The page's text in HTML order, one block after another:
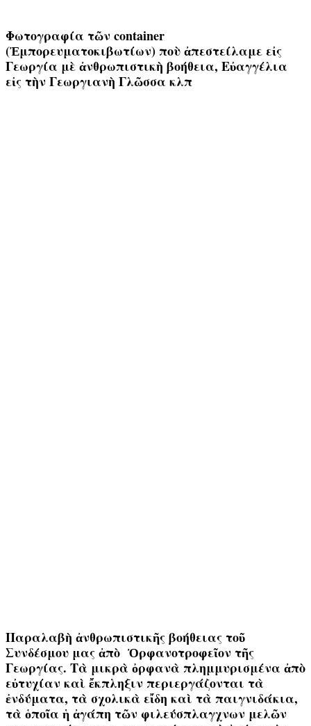
Φωτογραφία τῶν container
(Ἐμπορευματοκιβωτίων) ποὺ ἀπεστείλαμε εἰς
Γεωργία μὲ ἀνθρωπιστικὴ βοήθεια, Εὐαγγέλια
εἰς τὴν Γεωργιανὴ Γλῶσσα κλπ
Παραλαβὴ ἀνθρωπιστικῆς βοήθειας τοῦ
Συνδέσμου μας ἀπὸ Ὀρφανοτροφεῖον τῆς
Γεωργίας. Τὰ μικρὰ ὀρφανὰ πλημμυρισμένα ἀπὸ
εὐτυχίαν καὶ ἔκπληξιν περιεργάζονται τὰ
ἐνδύματα, τὰ σχολικὰ εἴδη καὶ τὰ παιγνιδάκια,
τὰ ὁποῖα ἡ ἀγάπη τῶν φιλεύσπλαγχνων μελῶν